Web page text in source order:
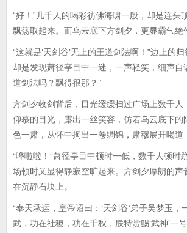
“好！”几千人的喝彩彷佛海啸一般，却是连头
飘荡取起来。而乌云底下方剑夕，更显霸气绝
“这就是‘天剑谷’无上的王道剑法啊！”边上的归
却是发现萧径亭目中一迷，一声轻笑，细声自
道剑法吗？飘得很那？”
方剑夕收剑背后，目光缓缓扫过广场上数千人
仰慕的目光，露出一丝笑容，仿若乌云底下的
色一肃，从怀中掏出一卷绸锦，肃穆展开喝道
“哗啦啦！”萧径亭目中顿时一低，数千人顿时
场顿时又显得静寂空旷起来。方剑夕厚朗的声
在沉静石块上。
“奉天承运，皇帝诏曰：‘天剑谷’弟子吴梦玉，
武，功在社稷，功在千秋，朕特赏赐‘武神’一